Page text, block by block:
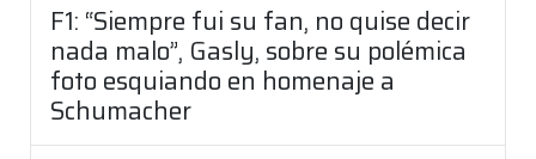
F1: “Siempre fui su fan, no quise decir
nada malo”, Gasly, sobre su polémica
foto esquiando en homenaje a
Schumacher